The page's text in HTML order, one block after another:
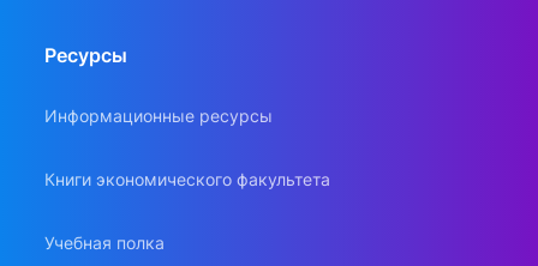
Ресурсы
Информационные ресурсы
Книги экономического факультета
Учебная полка